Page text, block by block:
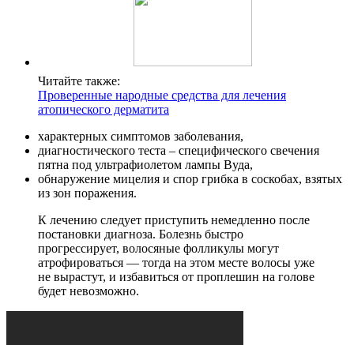
Читайте также:
Проверенные народные средства для лечения
атопического дерматита
характерных симптомов заболевания,
диагностического теста – специфического свечения
пятна под ультрафиолетом лампы Вуда,
обнаружение мицелия и спор грибка в соскобах, взятых
из зон поражения.
К лечению следует приступить немедленно после
постановки диагноза. Болезнь быстро
прогрессирует, волосяные фолликулы могут
атрофироваться — тогда на этом месте волосы уже
не вырастут, и избавиться от проплешин на голове
будет невозможно.